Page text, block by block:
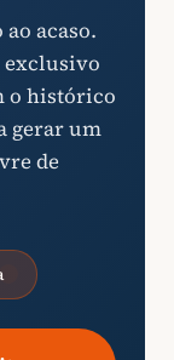
acaso.
exclusivo
o histórico
gerar um
de